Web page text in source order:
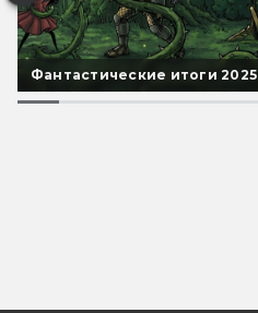
Фантастические итоги 2025